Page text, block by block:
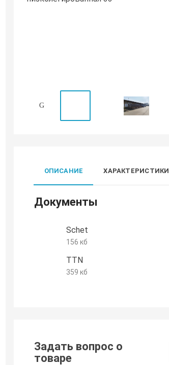
ОПИСАНИЕ ХАРАКТЕРИСТИКИ
Документы
Schet
156 кб
TTN
359 кб
Задать вопрос о
товаре